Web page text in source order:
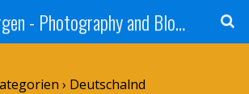
Rotemorgen - Photography and Blog by Alexander Sprinz
› Deutschalnd